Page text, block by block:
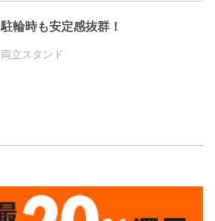
駐輪時も安定感抜群！
両立スタンド